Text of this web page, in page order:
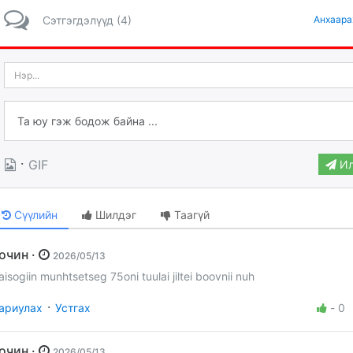
Сэтгэгдэлүүд (4)
· GIF
Сүүлийн Шилдэг Таагүй
Зочин · 2026/05/13
munhtsetseg 75oni tuulai jiltei boovnii nuh
· Устгах - 0